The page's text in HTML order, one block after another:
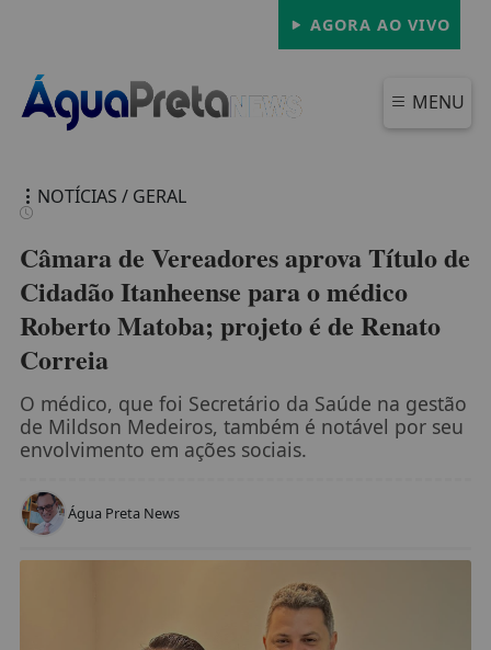
AGORA AO VIVO
MENU
FECHAR
NOTÍCIAS / GERAL
Câmara de Vereadores aprova Título de
Cidadão Itanheense para o médico
Roberto Matoba; projeto é de Renato
Correia
O médico, que foi Secretário da Saúde na gestão
de Mildson Medeiros, também é notável por seu
envolvimento em ações sociais.
Água Preta News